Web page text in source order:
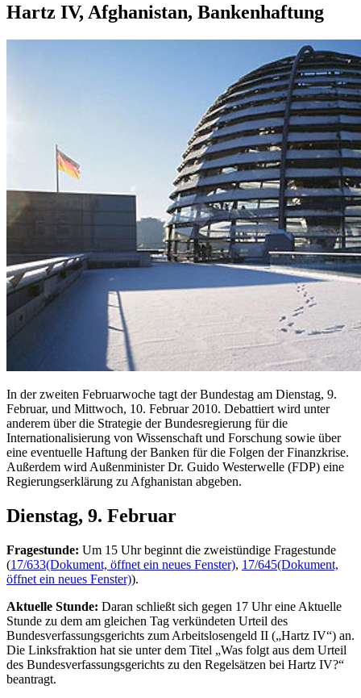
Hartz IV, Afghanistan, Bankenhaftung
In der zweiten Februarwoche tagt der Bundestag am Dienstag, 9.
Februar, und Mittwoch, 10. Februar 2010. Debattiert wird unter
anderem über die Strategie der Bundesregierung für die
Internationalisierung von Wissenschaft und Forschung sowie über
eine eventuelle Haftung der Banken für die Folgen der Finanzkrise.
Außerdem wird Außenminister Dr. Guido Westerwelle (FDP) eine
Regierungserklärung zu Afghanistan abgeben.
Dienstag, 9. Februar
Fragestunde: Um 15 Uhr beginnt die zweistündige Fragestunde
(17/633(Dokument, öffnet ein neues Fenster), 17/645(Dokument,
öffnet ein neues Fenster)).
Aktuelle Stunde: Daran schließt sich gegen 17 Uhr eine Aktuelle
Stunde zu dem am gleichen Tag verkündeten Urteil des
Bundesverfassungsgerichts zum Arbeitslosengeld II („Hartz IV“) an.
Die Linksfraktion hat sie unter dem Titel „Was folgt aus dem Urteil
des Bundesverfassungsgerichts zu den Regelsätzen bei Hartz IV?“
beantragt.